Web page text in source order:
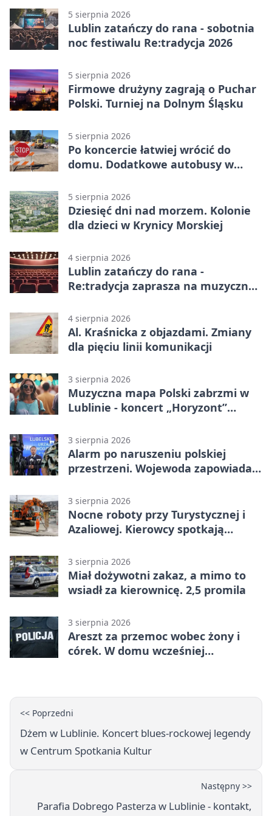
5 sierpnia 2026
Lublin zatańczy do rana - sobotnia
noc festiwalu Re:tradycja 2026
5 sierpnia 2026
Firmowe drużyny zagrają o Puchar
Polski. Turniej na Dolnym Śląsku
5 sierpnia 2026
Po koncercie łatwiej wrócić do
domu. Dodatkowe autobusy w
5 sierpnia 2026
Dziesięć dni nad morzem. Kolonie
dla dzieci w Krynicy Morskiej
4 sierpnia 2026
Lublin zatańczy do rana -
Re:tradycja zaprasza na muzyczną
4 sierpnia 2026
Al. Kraśnicka z objazdami. Zmiany
dla pięciu linii komunikacji
3 sierpnia 2026
Muzyczna mapa Polski zabrzmi w
Lublinie - koncert „Horyzont”
3 sierpnia 2026
Alarm po naruszeniu polskiej
przestrzeni. Wojewoda zapowiada
3 sierpnia 2026
Nocne roboty przy Turystycznej i
Azaliowej. Kierowcy spotkają
3 sierpnia 2026
Miał dożywotni zakaz, a mimo to
wsiadł za kierownicę. 2,5 promila
3 sierpnia 2026
Areszt za przemoc wobec żony i
córek. W domu wcześniej
<< Poprzedni
Dżem w Lublinie. Koncert blues-rockowej legendy
w Centrum Spotkania Kultur
Następny >>
Parafia Dobrego Pasterza w Lublinie - kontakt,